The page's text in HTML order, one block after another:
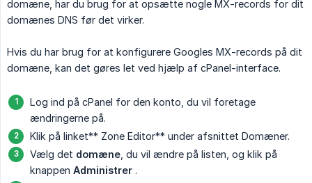
domæne, har du brug for at opsætte nogle MX-records for dit
domænes DNS før det virker.
Hvis du har brug for at konfigurere Googles MX-records på dit
domæne, kan det gøres let ved hjælp af cPanel-interface.
Log ind på cPanel for den konto, du vil foretage
ændringerne på.
Klik på linket** Zone Editor** under afsnittet Domæner.
Vælg det domæne , du vil ændre på listen, og klik på
knappen Administrer .